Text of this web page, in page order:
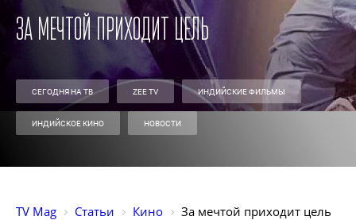
За мечтой приходит цель
СЕГОДНЯ НА ТВ ZEE TV ИНДИЙСКИЕ ФИЛЬМЫ
ИНДИЙСКОЕ КИНО НОВОСТИ
TV Mag Статьи Кино За мечтой приходит цель